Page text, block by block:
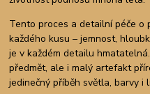
Tento proces a detailní péče o
každého kusu – jemnost,
je v každém detailu
předmět, ale i malý artefakt
jedinečný příběh světla, barvy i